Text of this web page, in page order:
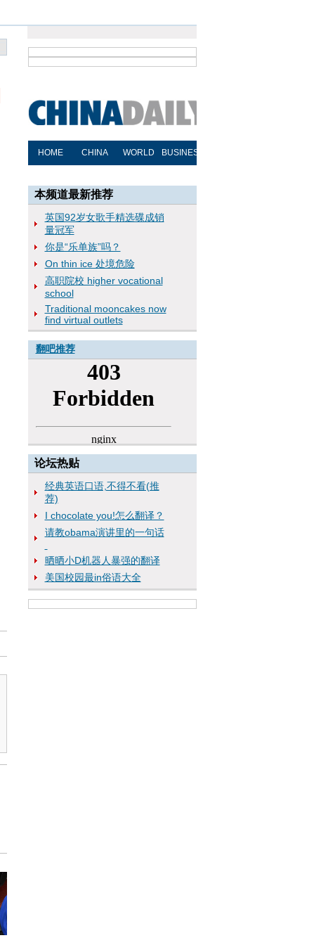
本频道最新推荐
英国92岁女歌手精选碟成销
量冠军
你是“乐单族”吗？
On thin ice 处境危险
高职院校 higher vocational
school
Traditional mooncakes now
find virtual outlets
翻吧推荐
论坛热贴
经典英语口语,不得不看(推
荐)
I chocolate you!怎么翻译？
请教obama演讲里的一句话
晒晒小D机器人暴强的翻译
美国校园最in俗语大全